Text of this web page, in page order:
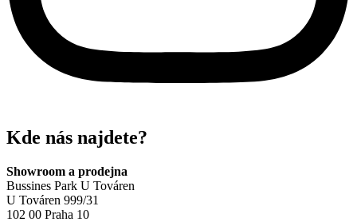
Kde nás najdete?
Showroom a prodejna
Bussines Park U Továren
U Továren 999/31
102 00 Praha 10